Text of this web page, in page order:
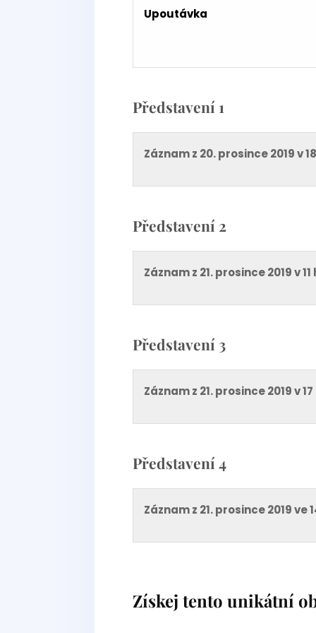
Upoutávka
Představení 1
Záznam z 20. prosince 2019 v
Představení 2
Záznam z 21. prosince 2019 v
Představení 3
Záznam z 21. prosince 2019 v
Představení 4
Záznam z 21. prosince 2019 ve
Získej tento unikátní